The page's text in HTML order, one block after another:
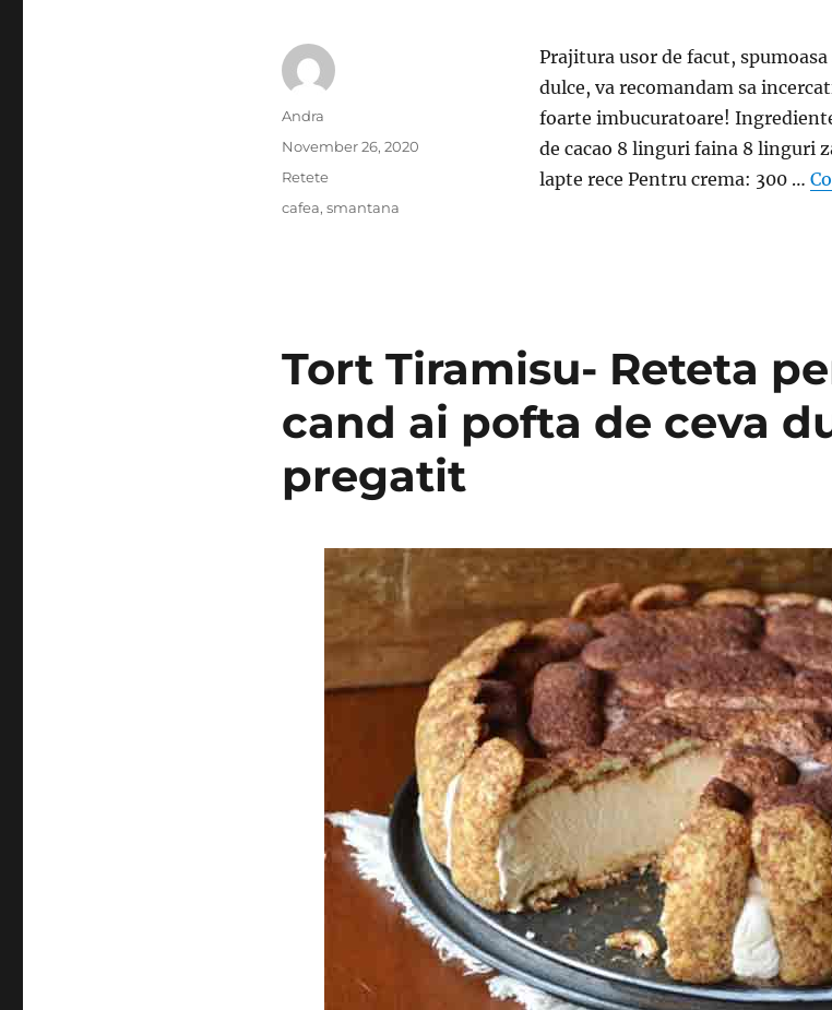
Prajitura usor de facut,
dulce, va recomandam sa
foarte imbucuratoare!
de cacao 8 linguri faina 8 linguri
lapte rece Pentru crema: 300 …
Author
Andra
Posted
November 26, 2020
Categories
Retete
Tags
cafea, smantana
Tort Tiramisu- Reteta
cand ai pofta de ceva
pregatit